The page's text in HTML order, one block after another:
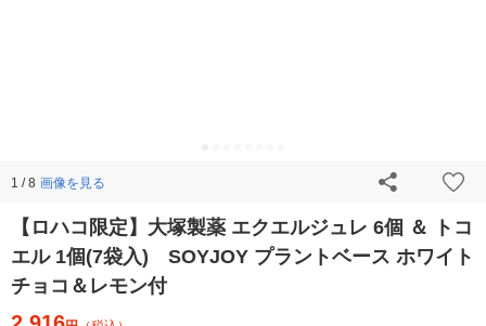
1 / 8 画像を見る
【ロハコ限定】大塚製薬 エクエルジュレ 6個 ＆ トコ
エル 1個(7袋入) SOYJOY プラントベース ホワイト
チョコ＆レモン付